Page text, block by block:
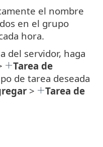
el nombre
en el grupo
hora.
del servidor, haga
Tarea de
de tarea deseada
>
Tarea de